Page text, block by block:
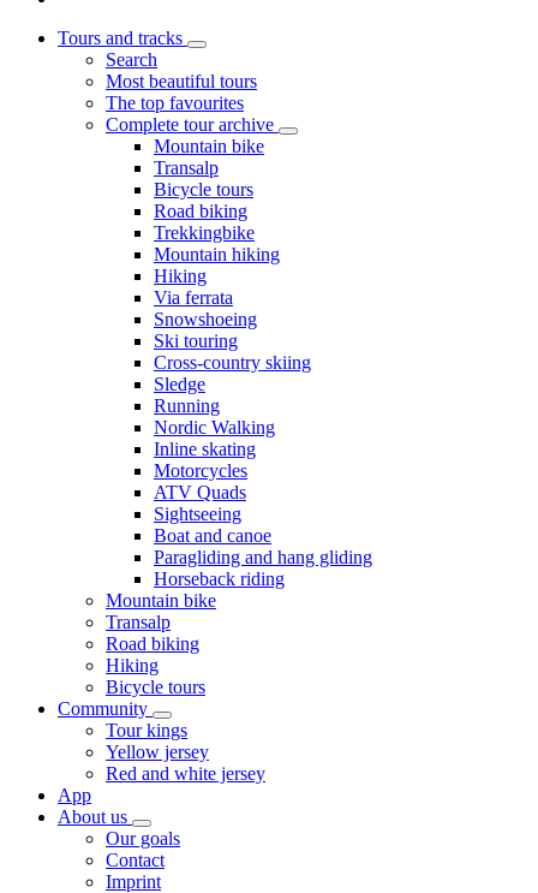
Tours and tracks
Search
Most beautiful tours
The top favourites
Complete tour archive
Mountain bike
Transalp
Bicycle tours
Road biking
Trekkingbike
Mountain hiking
Hiking
Via ferrata
Snowshoeing
Ski touring
Cross-country skiing
Sledge
Running
Nordic Walking
Inline skating
Motorcycles
ATV Quads
Sightseeing
Boat and canoe
Paragliding and hang gliding
Horseback riding
Mountain bike
Transalp
Road biking
Hiking
Bicycle tours
Community
Tour kings
Yellow jersey
Red and white jersey
App
About us
Our goals
Contact
Imprint